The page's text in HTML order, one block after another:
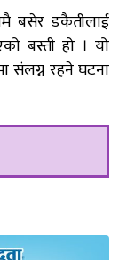
बसेर डकैतीलाई
बस्ती हो । यो
संलग्न रहने घटना